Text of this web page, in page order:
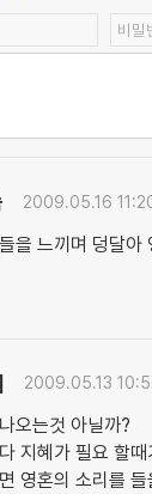
2009.05.16
을 느끼며 덩달아
2009.05.13
오는것 아닐까?
지혜가 필요 할때
영혼의 소리를